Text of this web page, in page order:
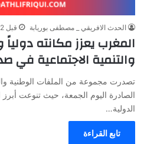
الحدث الافريقي _ مصطفى بوريابة قبل 2 ساعتين
المغرب يعزز مكانته
والتنمية الاجتماعية في
تصدرت مجموعة من الملفات الوطنية
الصادرة اليوم الجمعة، حيث تنوعت أبرز
الدولية…
تابع القراءة